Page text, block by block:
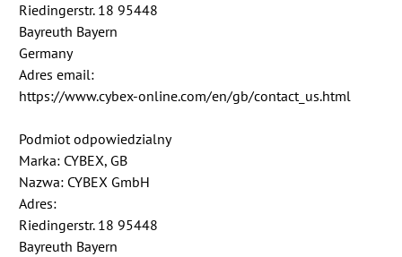
Riedingerstr. 18 95448
Bayreuth Bayern
Germany
Adres email:
https://www.cybex-online.com/en/gb/contact_us.html
Podmiot odpowiedzialny
Marka: CYBEX, GB
Nazwa: CYBEX GmbH
Adres:
Riedingerstr. 18 95448
Bayreuth Bayern